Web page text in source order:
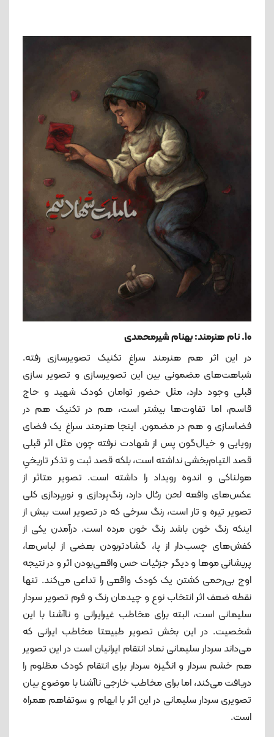
10. نام هنرمند: بهنام شیرمحمدی
در این اثر هم هنرمند سراغ تکنیک تصویرسازی رفته.
شباهت‌های مضمونی بین این تصویرسازی و تصویر سازی
قبلی وجود دارد، مثل حضور توامان کودک شهید و حاج
قاسم، اما تفاوت‌ها بیشتر است، هم در تکنیک هم در
فضاسازی و هم در مضمون. اینجا هنرمند سراغ یک فضای
رویایی و خیال‌گون پس از شهادت نرفته چون مثل اثر قبلی
قصد التیام‌بخشی نداشته است، بلکه قصد ثبت و تذکر تاریخیِ
هولناکی و اندوه رویداد را داشته است. تصویر متاثر از
عکس‌های واقعه لحن رئال دارد، رنگ‌پردازی و نورپردازی کلی
تصویر تیره و تار است، رنگ سرخی که در تصویر است بیش از
اینکه رنگ خون باشد رنگ خون مرده است. درآمدن یکی از
کفش‌های چسب‌دار از پا، گشادتربودن بعضی از لباس‌ها،
پریشانی موها و دیگر جزئیات حس واقعی‌بودن اثر و در نتیجه
اوج بی‌رحمی کشتن یک کودک واقعی را تداعی می‌کند. تنها
نقطه ضعف اثر انتخاب نوع و چیدمان رنگ و فرم تصویر سردار
سلیمانی است، البته برای مخاطب غیرایرانی و ناآشنا با این
شخصیت. در این بخش تصویر طبیعتا مخاطب ایرانی که
می‌داند سردار سلیمانی نماد انتقام ایرانیان است در این تصویر
هم خشم سردار و انگیزه سردار برای انتقام کودک مظلوم را
دریافت می‌کند، اما برای مخاطب خارجی ناآشنا با موضوع بیان
تصویری سردار سلیمانی در این اثر با ابهام و سوتفاهم همراه
است.